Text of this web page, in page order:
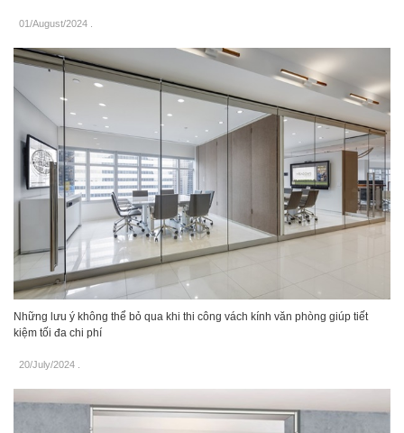
01/August/2024
Những lưu ý không thể bỏ qua khi thi công vách kính văn phòng giúp tiết
kiệm tối đa chi phí
20/July/2024